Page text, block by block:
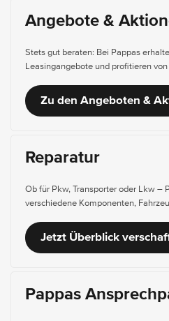
Angebote &
Stets gut beraten: Bei Pappas
Leasingangebote und profitieren
Zu den Angeboten &
Reparatur
Ob für Pkw, Transporter oder Lkw –
verschiedene Komponenten,
Jetzt Überblick
Pappas